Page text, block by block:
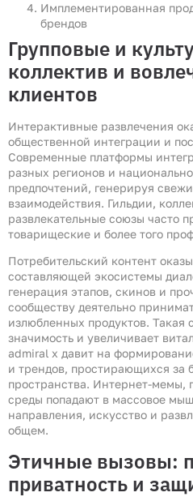
Имплементированная
брендов
Групповые и
коллектив и
клиентов
Интерактивные развлечения
общественной интеграции и
Современные платформы
разных регионов и
предпочтений, генерируя
взаимодействия. Гильдии,
развлекательные союзы часто
товарищеские и более того
Потребительский контент
составляющей экосистемы
генерация этапов, скинов и
сообществу деятельно
излюбленных продуктов. Такая
значимость и увеличивает
admiral x давит на
и трендов, простирающихся за
пространства. Интернет-мемы,
среды попадают в массовое
направления, искусство и
общем.
Этичные вызовы:
приватность и